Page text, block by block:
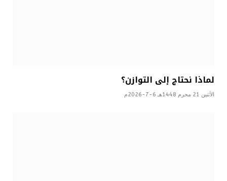
لماذا نحتاج إلى التوازن؟
الأثنين 21 محرم 1448هـ 6-7-2026م